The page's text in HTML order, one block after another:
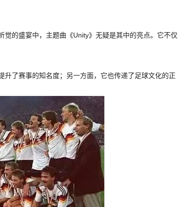
的盛宴中，主题曲《Unity》无疑是其中的亮点。它不仅
了赛事的知名度；另一方面，它也传递了足球文化的正